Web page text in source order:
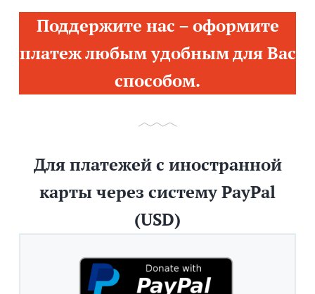
Поддержите нас – оформите
платеж любым удобным для Вас
способом.
Для платежей с иностранной
карты через систему PayPal
(USD)